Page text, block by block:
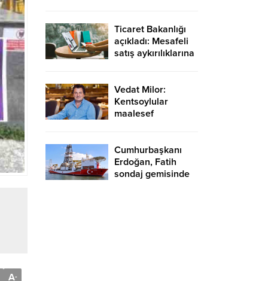
A-
iktidara güvenerek
böyle kararlar
alıyor
Ticaret Bakanlığı
açıkladı: Mesafeli
satış aykırılıklarına
Vedat Milor:
Kentsoylular
maalesef
zaman
hazmedemediler
Cumhurbaşkanı
Erdoğan, Fatih
sondaj gemisinde